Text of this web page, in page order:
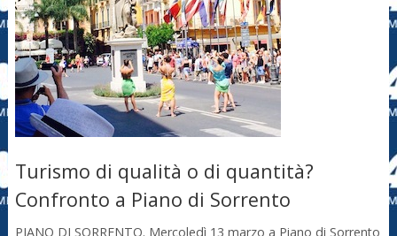
Turismo di qualità o di quantità?
Confronto a Piano di Sorrento
PIANO DI SORRENTO. Mercoledì 13 marzo a Piano di Sorrento